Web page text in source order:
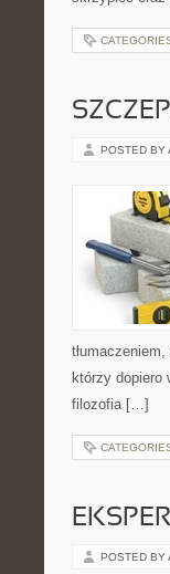
POSTED BY
którzy dopiero
filozofia […]
POSTED BY